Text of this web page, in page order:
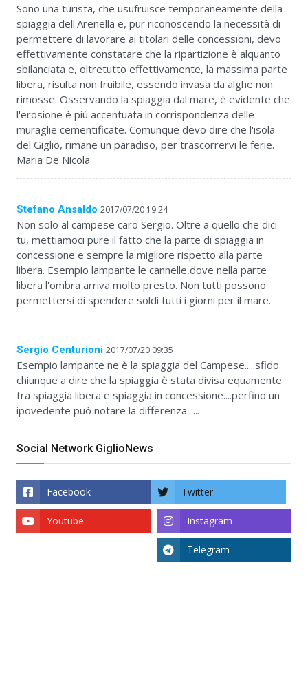
Sono una turista, che usufruisce temporaneamente della
spiaggia dell'Arenella e, pur riconoscendo la necessità di
permettere di lavorare ai titolari delle concessioni, devo
effettivamente constatare che la ripartizione è alquanto
sbilanciata e, oltretutto effettivamente, la massima parte
libera, risulta non fruibile, essendo invasa da alghe non
rimosse. Osservando la spiaggia dal mare, è evidente che
l'erosione è più accentuata in corrispondenza delle
muraglie cementificate. Comunque devo dire che l'isola
del Giglio, rimane un paradiso, per trascorrervi le ferie.
Maria De Nicola
Stefano Ansaldo 2017/07/20 19:24
Non solo al campese caro Sergio. Oltre a quello che dici
tu, mettiamoci pure il fatto che la parte di spiaggia in
concessione e sempre la migliore rispetto alla parte
libera. Esempio lampante le cannelle,dove nella parte
libera l'ombra arriva molto presto. Non tutti possono
permettersi di spendere soldi tutti i giorni per il mare.
Sergio Centurioni 2017/07/20 09:35
Esempio lampante ne è la spiaggia del Campese.....sfido
chiunque a dire che la spiaggia è stata divisa equamente
tra spiaggia libera e spiaggia in concessione....perfino un
ipovedente può notare la differenza......
Social Network GiglioNews
Facebook Twitter
Instagram
Youtube
Telegram